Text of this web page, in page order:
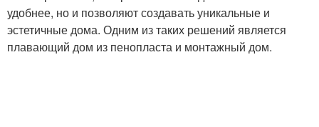
удобнее, но и позволяют создавать уникальные и
эстетичные дома. Одним из таких решений является
плавающий дом из пенопласта и монтажный дом.